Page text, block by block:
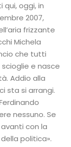
qui, oggi, in
2007,
frizzante
Michela
che tutti
e nasce
Addio alla
sta si arrangi.
nessuno. Se
con la
politica».